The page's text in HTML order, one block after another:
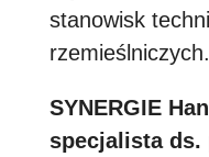
stanowisk
rzemieślniczych.
SYNERGIE
specjalista ds.